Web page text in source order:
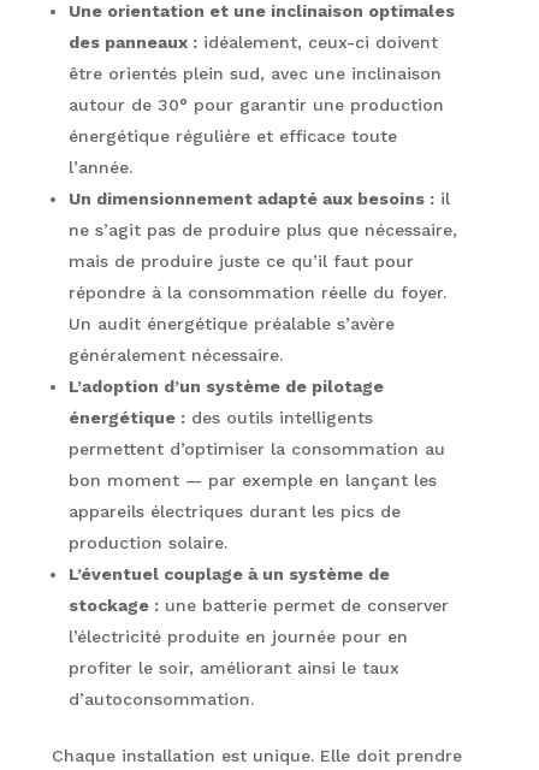
Une orientation et une inclinaison optimales
des panneaux : idéalement, ceux-ci doivent
être orientés plein sud, avec une inclinaison
autour de 30° pour garantir une production
énergétique régulière et efficace toute
l’année.
Un dimensionnement adapté aux besoins : il
ne s’agit pas de produire plus que nécessaire,
mais de produire juste ce qu’il faut pour
répondre à la consommation réelle du foyer.
Un audit énergétique préalable s’avère
généralement nécessaire.
L’adoption d’un système de pilotage
énergétique : des outils intelligents
permettent d’optimiser la consommation au
bon moment — par exemple en lançant les
appareils électriques durant les pics de
production solaire.
L’éventuel couplage à un système de
stockage : une batterie permet de conserver
l’électricité produite en journée pour en
profiter le soir, améliorant ainsi le taux
d’autoconsommation.
Chaque installation est unique. Elle doit prendre